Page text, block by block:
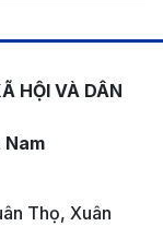
HỘI VÀ DÂN
Thọ, Xuân